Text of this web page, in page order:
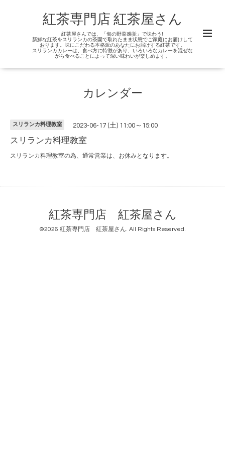
紅茶専門店 紅茶屋さん
紅茶屋さんでは、「旬の野菜感覚」で味わう!
新鮮な紅茶をスリランカの茶園で取れたまま状態でご家庭にお届けして
おります。味にこだわる本格派のあなたにお届けする紅茶です。
スリランカカレーは、食べ方に特徴があり、いろいろなカレーを混ぜな
がら食べることによって深い味わいが楽しめます。
カレンダー
スリランカ料理教室 2023-06-17 (土) 11:00～15:00
スリランカ料理教室
スリランカ料理教室の為、通常営業は、お休みとなります。
紅茶専門店 紅茶屋さん
©2026 紅茶専門店 紅茶屋さん. All Rights Reserved.